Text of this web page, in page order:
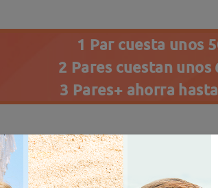
1 Par cuesta unos
2 Pares cuestan unos
3 Pares+ ahorra
Clientes(313)